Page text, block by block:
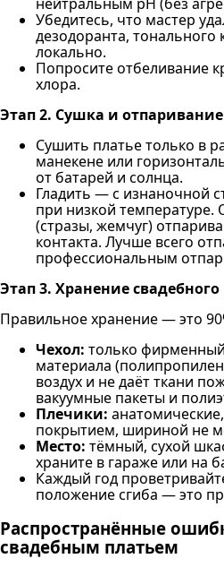
Убедитесь, что мастер
дезодоранта, тонального
локально.
Попросите отбеливание
хлора.
Этап 2. Сушка и отпаривание
Сушить платье только в
манекене или
от батарей и солнца.
Гладить — с изнаночной
при низкой
(стразы, жемчуг)
контакта. Лучше всего
профессиональным
Этап 3. Хранение свадебного
Правильное хранение — это
Чехол: только
материала
воздух и не даёт ткани
вакуумные пакеты и
Плечики:
покрытием, шириной не
Место: тёмный, сухой
храните в гараже или на
Каждый год
положение сгиба — это
Распространённые
свадебным платьем